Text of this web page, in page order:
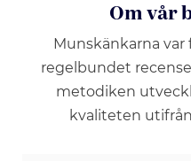
Om vår
Munskänkarna
regelbundet
metodiken
kvaliteten